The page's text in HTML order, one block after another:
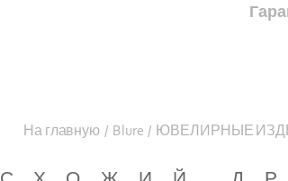
На главную / Blure / ЮВЕЛИРНЫЕ